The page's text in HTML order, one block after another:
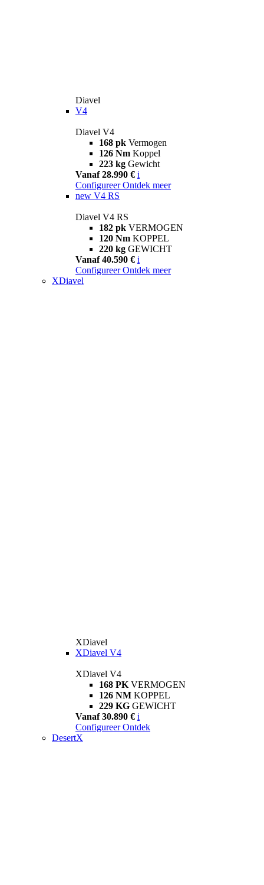
Diavel
V4
Diavel V4
168 pk Vermogen
126 Nm Koppel
223 kg Gewicht
Vanaf 28.990 € i
Configureer Ontdek meer
new V4 RS
Diavel V4 RS
182 pk VERMOGEN
120 Nm KOPPEL
220 kg GEWICHT
Vanaf 40.590 € i
Configureer Ontdek meer
XDiavel
XDiavel
XDiavel V4
XDiavel V4
168 PK VERMOGEN
126 NM KOPPEL
229 KG GEWICHT
Vanaf 30.890 € i
Configureer Ontdek
DesertX